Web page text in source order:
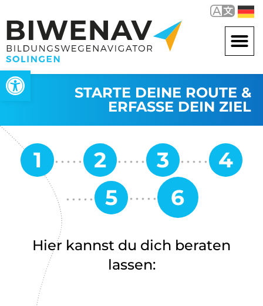
Werkzeugleiste öffnen
STARTE DEINE ROUTE &
ERFASSE DEIN ZIEL
Hier kannst du dich beraten
lassen: